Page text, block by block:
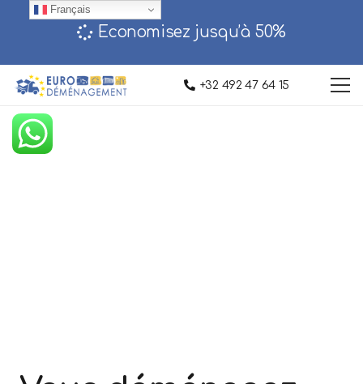
Economisez jusqu’à 50%‎
+32 492 47 64 15
Français